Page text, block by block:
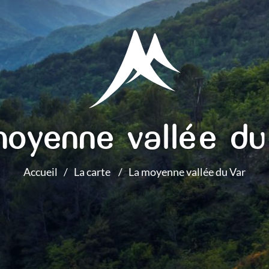
vallée
Accueil La carte La moyenne vallée du Var